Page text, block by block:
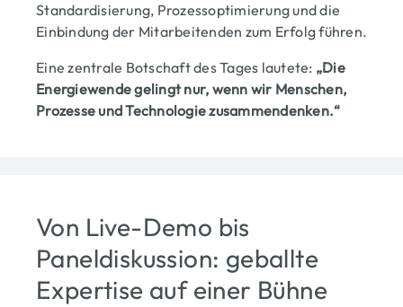
Standardisierung, Prozessoptimierung und die
Einbindung der Mitarbeitenden zum Erfolg führen.
Eine zentrale Botschaft des Tages lautete: „Die
Energiewende gelingt nur, wenn wir Menschen,
Prozesse und Technologie zusammendenken.“
Von Live-Demo bis
Paneldiskussion: geballte
Expertise auf einer Bühne